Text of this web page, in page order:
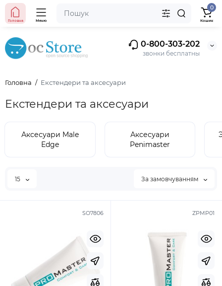
0-800-303-202
звонки бесплатны
Головна Меню
0
Кошик
Головна Екстендери та аксесуари
Екстендери та аксесуари
Аксесуари Male
Edge
Аксесуари
Penimaster
15 За замовчуванням
SO7806 ZPMP01